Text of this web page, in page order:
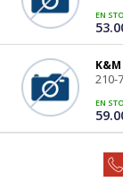
EN
K&M
210-
EN